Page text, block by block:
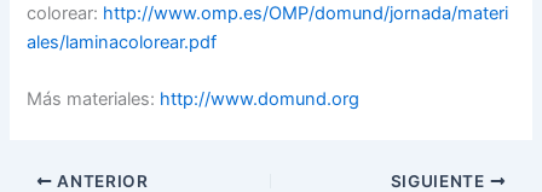
colorear: http://www.omp.es/OMP/domund/jornada/materi
ales/laminacolorear.pdf
Más materiales: http://www.domund.org
ANTERIOR SIGUIENTE